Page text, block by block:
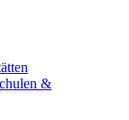
&